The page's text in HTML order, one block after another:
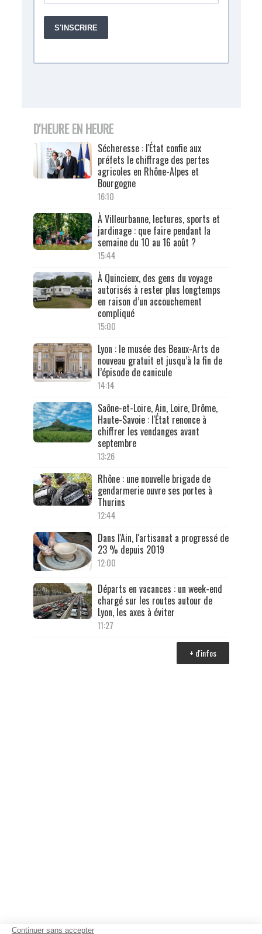
D'HEURE EN HEURE
Sécheresse : l'État confie aux
préfets le chiffrage des pertes
agricoles en Rhône-Alpes et
Bourgogne
16:10
À Villeurbanne, lectures, sports et
jardinage : que faire pendant la
semaine du 10 au 16 août ?
15:44
À Quincieux, des gens du voyage
autorisés à rester plus longtemps
en raison d’un accouchement
compliqué
15:00
Lyon : le musée des Beaux-Arts de
nouveau gratuit et jusqu’à la fin de
l’épisode de canicule
14:14
Saône-et-Loire, Ain, Loire, Drôme,
Haute-Savoie : l'État renonce à
chiffrer les vendanges avant
septembre
13:26
Rhône : une nouvelle brigade de
gendarmerie ouvre ses portes à
Thurins
12:44
Dans l'Ain, l'artisanat a progressé de
23 % depuis 2019
12:00
Départs en vacances : un week-end
chargé sur les routes autour de
Lyon, les axes à éviter
11:27
+ d'infos